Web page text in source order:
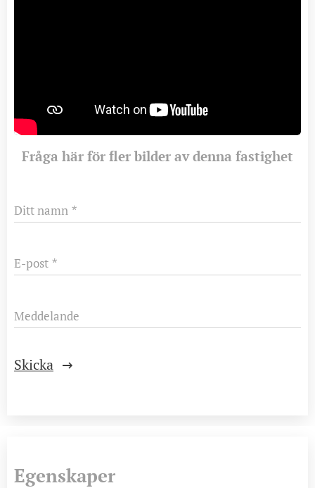
Fråga här för fler bilder av denna fastighet
Ditt namn
E-post
Meddelande
Skicka
Egenskaper